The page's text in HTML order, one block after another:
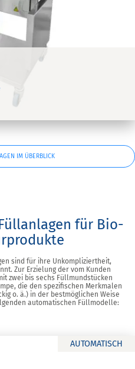
IM ÜBERBLICK
für Bio-
sind für ihre Unkompliziertheit,
Zur Erzielung der vom Kunden
zwei bis sechs Füllmundstücken
die den spezifischen Merkmalen
o. ä.) in der bestmöglichen Weise
automatischen Füllmodelle:
AUTOMATISCH